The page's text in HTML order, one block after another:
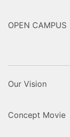
OPEN CAMPUS
Our Vision
Concept Movie